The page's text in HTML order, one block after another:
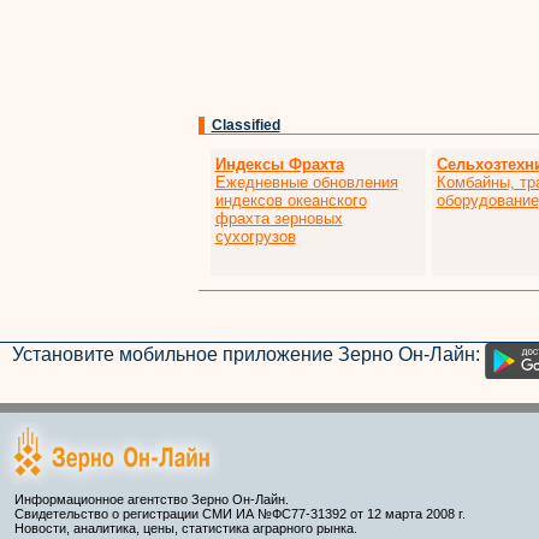
Classified
Индексы Фрахта
Ежедневные обновления
индексов океанского
фрахта зерновых
сухогрузов
Комбайны,
Установите мобильное приложение Зерно Он-Лайн:
Информационное агентство Зерно Он-Лайн.
Свидетельство о регистрации СМИ ИА №ФС77-31392 от 12 марта 2008 г.
Новости, аналитика, цены, статистика аграрного рынка.